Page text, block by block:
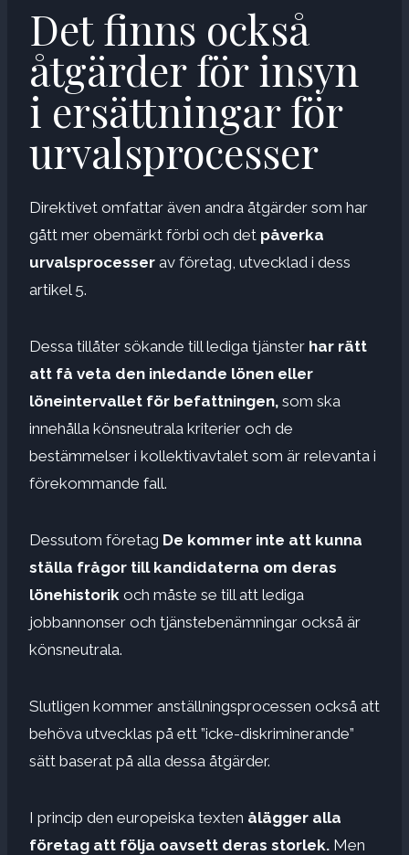
Det finns också
åtgärder för insyn
i ersättningar för
urvalsprocesser
Direktivet omfattar även andra åtgärder som har
gått mer obemärkt förbi och det påverka
urvalsprocesser av företag, utvecklad i dess
artikel 5.
Dessa tillåter sökande till lediga tjänster har rätt
att få veta den inledande lönen eller
löneintervallet för befattningen, som ska
innehålla könsneutrala kriterier och de
bestämmelser i kollektivavtalet som är relevanta i
förekommande fall.
Dessutom företag De kommer inte att kunna
ställa frågor till kandidaterna om deras
lönehistorik och måste se till att lediga
jobbannonser och tjänstebenämningar också är
könsneutrala.
Slutligen kommer anställningsprocessen också att
behöva utvecklas på ett ”icke-diskriminerande”
sätt baserat på alla dessa åtgärder.
I princip den europeiska texten ålägger alla
företag att följa oavsett deras storlek. Men